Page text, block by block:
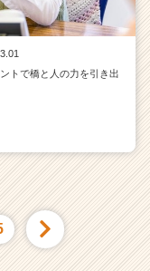
トで橋と人の力を引き出